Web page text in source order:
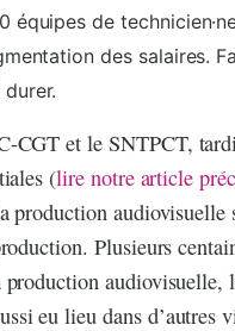
équipes de
des salaires.
CGT et le SNTPCT,
(lire notre article
production audiovisuelle
Plusieurs
audiovisuelle,
eu lieu dans